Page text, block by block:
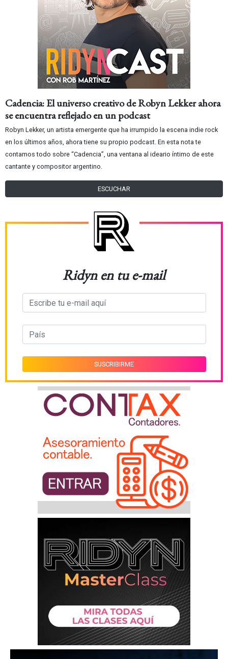
Cadencia: El universo creativo de Robyn Lekker ahora
se encuentra reflejado en un podcast
Robyn Lekker, un artista emergente que ha irrumpido la escena indie rock
en los últimos años, ahora tiene su propio podcast. En esta nota te
contamos todo sobre “Cadencia”, una ventana al ideario íntimo de este
cantante y compositor argentino.
ESCUCHAR
Ridyn en tu e-mail